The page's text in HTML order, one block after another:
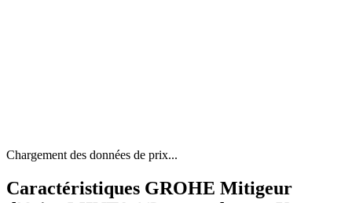
Chargement des données de prix...
Caractéristiques GROHE Mitigeur